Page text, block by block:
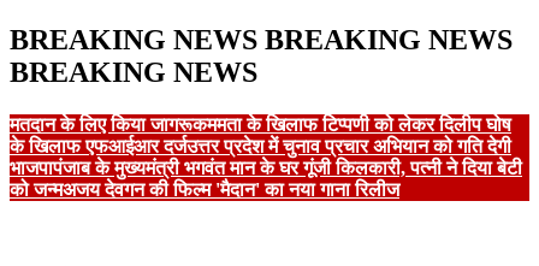
BREAKING NEWS BREAKING NEWS
BREAKING NEWS
मतदान के लिए किया जागरूकममता के खिलाफ टिप्पणी को लेकर दिलीप घोष
के खिलाफ एफआईआर दर्जउत्तर प्रदेश में चुनाव प्रचार अभियान को गति देगी
भाजपापंजाब के मुख्यमंत्री भगवंत मान के घर गूंजी किलकारी, पत्नी ने दिया बेटी
को जन्मअजय देवगन की फिल्म 'मैदान' का नया गाना रिलीज